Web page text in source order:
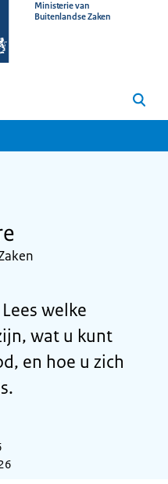
Ministerie van
Buitenlandse Zaken
Zoeken
welke
wat u kunt
en hoe u zich